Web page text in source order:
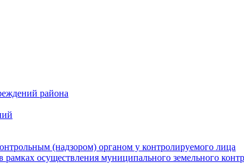
района
(надзором) органом у контролируемого лица
рамках осуществления муниципального земельного